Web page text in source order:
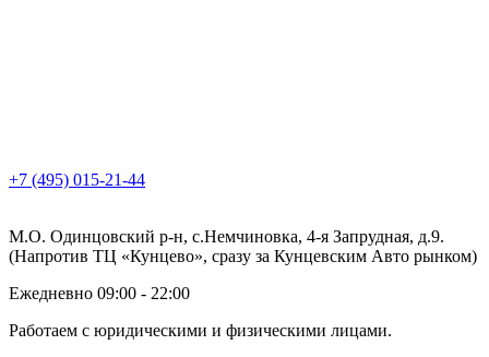
+7 (495) 015-21-44
М.О. Одинцовский р-н, с.Немчиновка, 4-я Запрудная, д.9.
(Напротив ТЦ «Кунцево», сразу за Кунцевским Авто рынком)
Ежедневно 09:00 - 22:00
Работаем с юридическими и физическими лицами.